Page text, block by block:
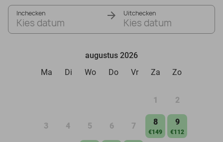
Inchecken
Kies datum
Uitchecken
Kies datum
augustus 2026
Ma
Di Wo Do Vr Za Zo
1 2
3 4 5 6 7 8
€149
9
€112